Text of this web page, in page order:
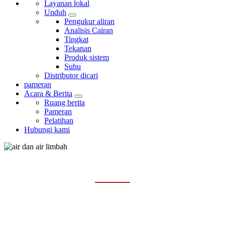
Layanan lokal
Unduh
Pengukur aliran
Analisis Cairan
Tingkat
Tekanan
Produk sistem
Suhu
Distributor dicari
pameran
Acara & Berita
Ruang berita
Pameran
Pelatihan
Hubungi kami